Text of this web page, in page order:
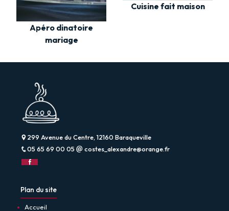
Apéro dinatoire
mariage
Cuisine fait maison
299 Avenue du Centre, 12160 Baraqueville
05 65 69 00 05
costes_alexandre@orange.fr
Plan du site
Accueil